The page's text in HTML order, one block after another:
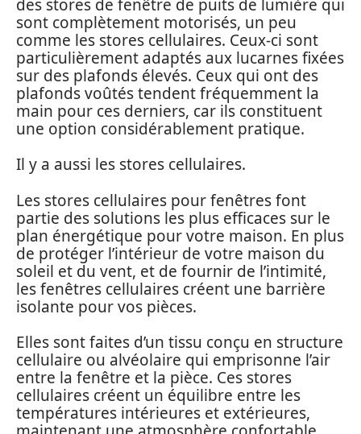
des stores de fenêtre de puits de lumière qui
sont complètement motorisés, un peu
comme les stores cellulaires. Ceux-ci sont
particulièrement adaptés aux lucarnes fixées
sur des plafonds élevés. Ceux qui ont des
plafonds voûtés tendent fréquemment la
main pour ces derniers, car ils constituent
une option considérablement pratique.
Il y a aussi les stores cellulaires.
Les stores cellulaires pour fenêtres font
partie des solutions les plus efficaces sur le
plan énergétique pour votre maison. En plus
de protéger l’intérieur de votre maison du
soleil et du vent, et de fournir de l’intimité,
les fenêtres cellulaires créent une barrière
isolante pour vos pièces.
Elles sont faites d’un tissu conçu en structure
cellulaire ou alvéolaire qui emprisonne l’air
entre la fenêtre et la pièce. Ces stores
cellulaires créent un équilibre entre les
températures intérieures et extérieures,